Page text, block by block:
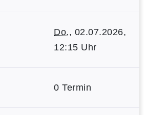
Do., 02.07.2026,
12:15 Uhr
0 Termin